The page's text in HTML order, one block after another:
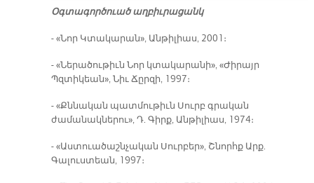
Օգտագործուած աղբիւրացանկ
- «Նոր Կտակարան», Անթիլիաս, 2001։
- «Ներածութիւն Նոր կտակարանի», «Ժիրայր
Պզտիկեան», Նիւ Ճըրզի, 1997։
- «Քննական պատմութիւն Սուրբ գրական
ժամանակներու», Դ. Գիրք, Անթիլիաս, 1974։
- «Աստուածաշնչական Սուրբեր», Շնորհք Արք.
Գալուստեան, 1997։